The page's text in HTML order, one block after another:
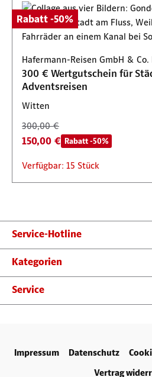
Rabatt -50%
Hafermann-Reisen GmbH & Co.
300 € Wertgutschein für
Adventsreisen
Witten
300,00 €
150,00 € Rabatt -50%
Verfügbar: 15 Stück
Service-Hotline
Kategorien
Service
Impressum Datenschutz
Vertrag